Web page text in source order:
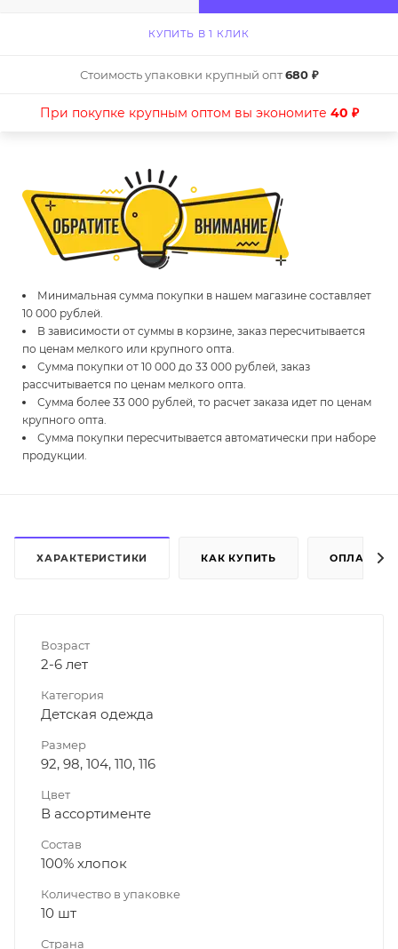
КУПИТЬ В 1 КЛИК
Стоимость упаковки крупный опт680 ₽
При покупке крупным оптом вы экономите 40 ₽
Минимальная сумма покупки в нашем магазине составляет
10 000 рублей.
В зависимости от суммы в корзине, заказ пересчитывается
по ценам мелкого или крупного опта.
Сумма покупки от 10 000 до 33 000 рублей, заказ
рассчитывается по ценам мелкого опта.
Сумма более 33 000 рублей, то расчет заказа идет по ценам
крупного опта.
Сумма покупки пересчитывается автоматически при наборе
продукции.
ХАРАКТЕРИСТИКИ КАК КУПИТЬ ОПЛАТА
Возраст
2-6 лет
Категория
Детская одежда
Размер
92, 98, 104, 110, 116
Цвет
В ассортименте
Состав
100% хлопок
Количество в упаковке
10 шт
Страна